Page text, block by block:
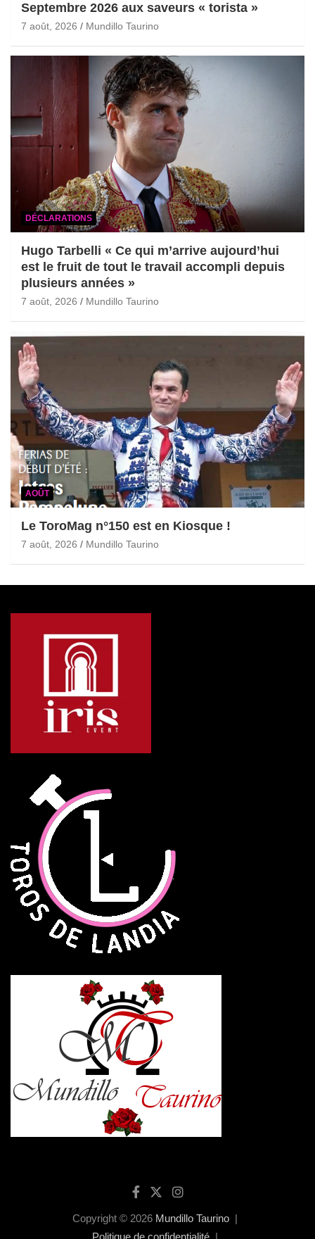
Septembre 2026 aux saveurs « torista »
7 août, 2026 Mundillo Taurino
DÉCLARATIONS
Hugo Tarbelli « Ce qui m’arrive aujourd’hui
est le fruit de tout le travail accompli depuis
plusieurs années »
7 août, 2026 Mundillo Taurino
AOÛT
Le ToroMag n°150 est en Kiosque !
7 août, 2026 Mundillo Taurino
Copyright © 2026 Mundillo Taurino
Politique de confidentialité